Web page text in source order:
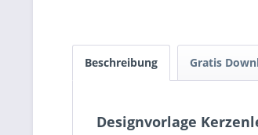
Beschreibung Gratis
Designvorlage